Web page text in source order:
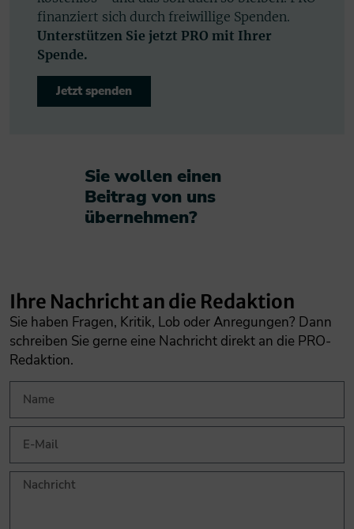
finanziert sich durch freiwillige Spenden.
Unterstützen Sie jetzt PRO mit Ihrer
Spende.
Jetzt spenden
Sie wollen einen
Beitrag von uns
übernehmen?​
Ihre Nachricht an die Redaktion
Sie haben Fragen, Kritik, Lob oder Anregungen? Dann
schreiben Sie gerne eine Nachricht direkt an die PRO-
Redaktion.